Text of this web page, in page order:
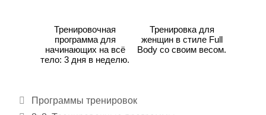
Тренировочная
программа для
начинающих на всё
тело: 3 дня в неделю.
Тренировка для
женщин в стиле Full
Body со своим весом.
Рубрики
Программы тренировок